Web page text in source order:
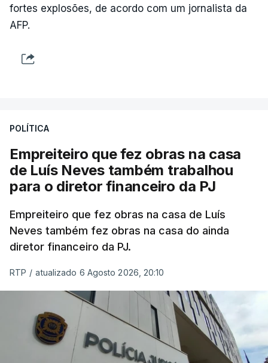
fortes explosões, de acordo com um jornalista da
AFP.
POLÍTICA
Empreiteiro que fez obras na casa
de Luís Neves também trabalhou
para o diretor financeiro da PJ
Empreiteiro que fez obras na casa de Luís
Neves também fez obras na casa do ainda
diretor financeiro da PJ.
RTP / atualizado 6 Agosto 2026, 20:10